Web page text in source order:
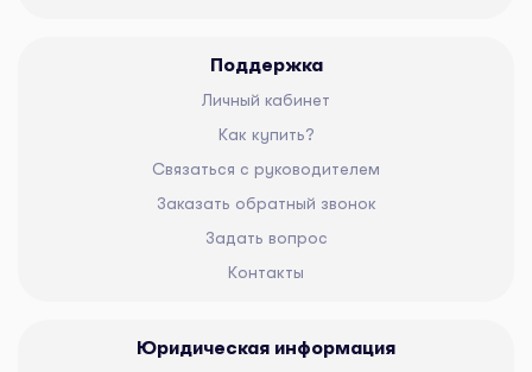
Поддержка
Личный кабинет
Как купить?
Связаться с руководителем
Заказать обратный звонок
Задать вопрос
Контакты
Юридическая информация